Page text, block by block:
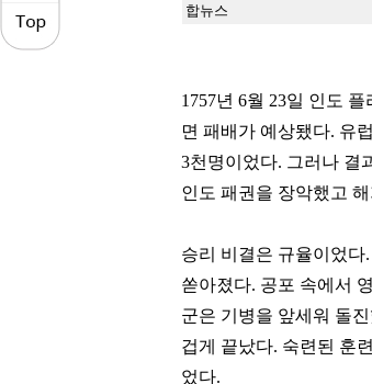
합뉴스
1757년 6월 23일 인도
면 패배가 예상됐다. 유
3천명이었다. 그러나 결
인도 패권을 장악했고
승리 비결은 규율이었다
쏟아졌다. 공포 속에서
군은 기병을 앞세워 돌
겁게 끝났다. 숙련된 훈
었다.